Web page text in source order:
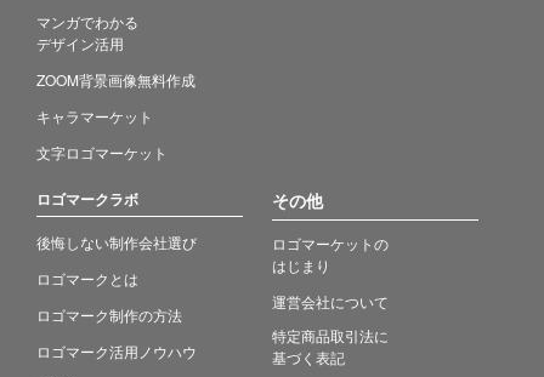
マンガでわかる
デザイン活用
ZOOM背景画像無料作成
キャラマーケット
文字ロゴマーケット
ロゴマークラボ
後悔しない制作会社選び
ロゴマークとは
ロゴマーク制作の方法
ロゴマーク活用ノウハウ
その他
ロゴマーケットの
はじまり
運営会社について
特定商品取引法に
基づく表記